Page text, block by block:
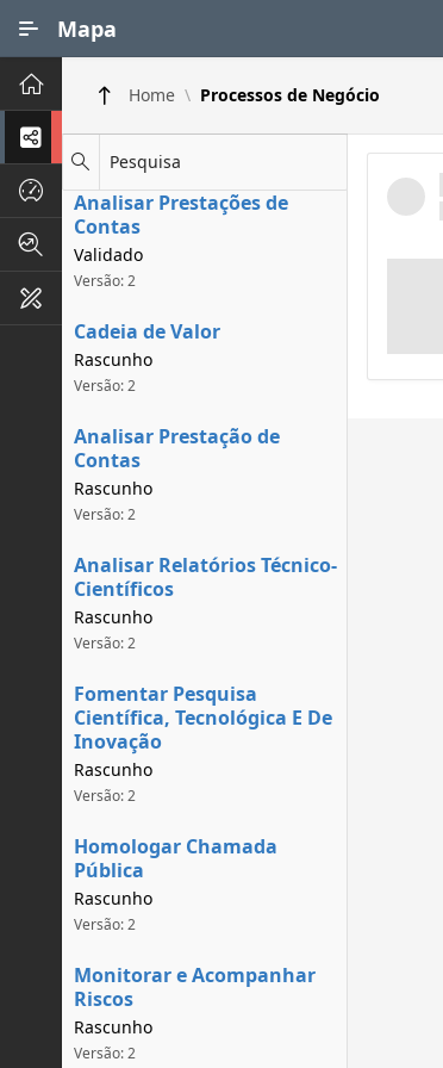
Mapa
Processos de Negócios
Dados INPI
Home Processos de Negócio
Pesquisa
Analisar Prestações de
Contas
Validado
Versão: 2
Cadeia de Valor
Rascunho
Versão: 2
Analisar Prestação de
Contas
Rascunho
Versão: 2
Analisar Relatórios Técnico-
Científicos
Rascunho
Versão: 2
Fomentar Pesquisa
Científica, Tecnológica E De
Inovação
Rascunho
Versão: 2
Homologar Chamada
Pública
Rascunho
Versão: 2
Monitorar e Acompanhar
Riscos
Rascunho
Versão: 2